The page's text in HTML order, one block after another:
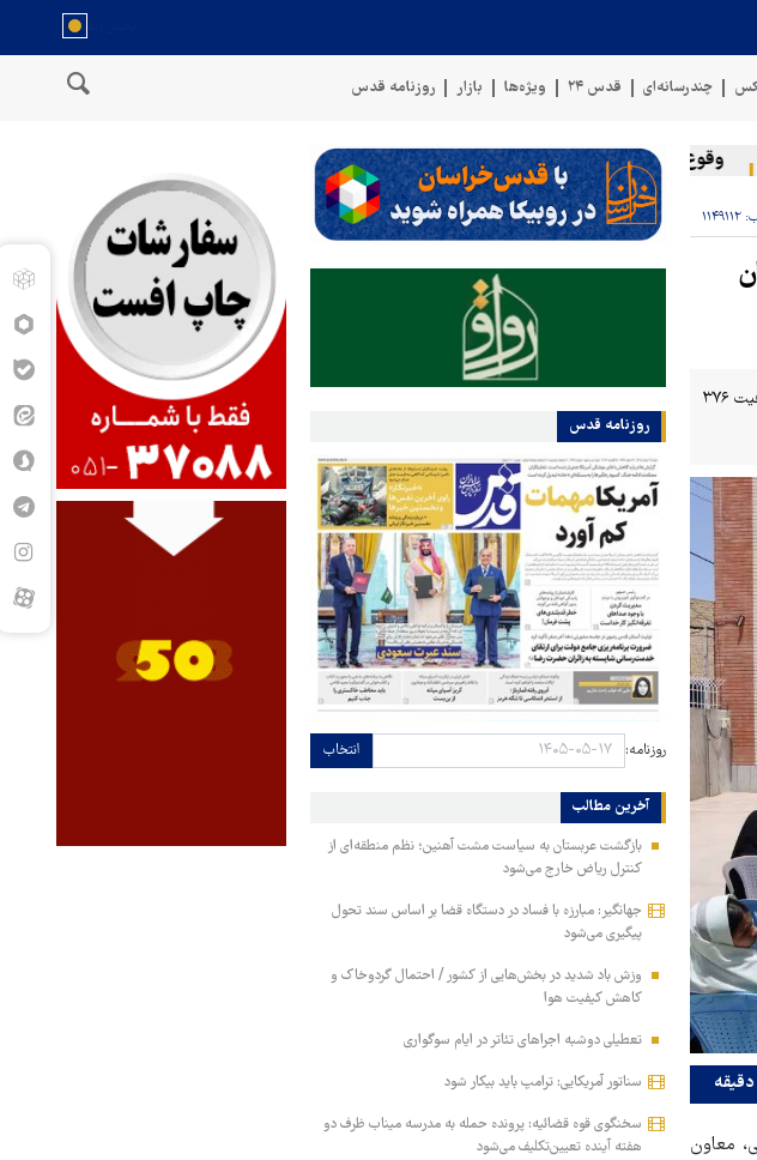
چندرسانه‌ای قدس ۲۴ ویژه‌ها بازار روزنامه قدس
وقوع حادثه دریایی در سواحل عمان سخنگوی نیروهای مسلح یمن: کشتی نفتی عربستان را با موشک
۱۱۴۹۱۱۲
در سفر معاون هماهنگی امور عمرانی استانداری خراسان رضوی به بردسکن، روند اجرای سایت ۴۸ هکتاری نهضت ملی مسکن با ظرفیت ۳۷۶
معاون
روزنامه قدس
روزنامه: انتخاب
آخرین مطالب
بازگشت عربستان به سیاست مشت آهنین؛ نظم منطقه‌ای از
کنترل ریاض خارج می‌شود
جهانگیر: مبارزه با فساد در دستگاه قضا بر اساس سند تحول
پیگیری می‌شود
وزش باد شدید در بخش‌هایی از کشور / احتمال گردوخاک و
کاهش کیفیت هوا
تعطیلی دوشبه اجراهای تئاتر در ایام سوگواری
سناتور آمریکایی: ترامپ باید بیکار شود
سخنگوی قوه قضائیه: پرونده حمله به مدرسه میناب ظرف دو
هفته آینده تعیین‌تکلیف می‌شود